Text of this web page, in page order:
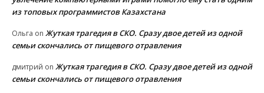
из топовых программистов Казахстана
Ольга on Жуткая трагедия в СКО. Сразу двое детей из одной
семьи скончались от пищевого отравления
дмитрий on Жуткая трагедия в СКО. Сразу двое детей из одной
семьи скончались от пищевого отравления